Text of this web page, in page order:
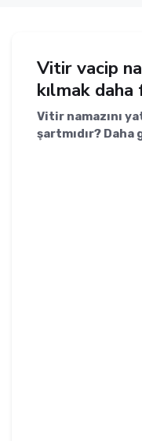
Vitir vacip
kılmak
Vitir namazını
şartmıdır?